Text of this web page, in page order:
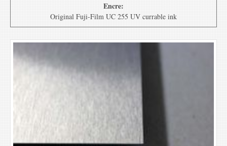
Encre:
Original Fuji-Film UC 255 UV currable ink